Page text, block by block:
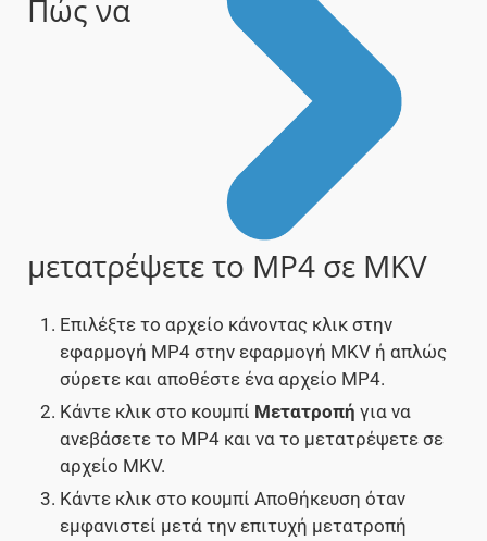
Πώς να
μετατρέψετε το MP4 σε MKV
Επιλέξτε το αρχείο κάνοντας κλικ στην
εφαρμογή MP4 στην εφαρμογή MKV ή απλώς
σύρετε και αποθέστε ένα αρχείο MP4.
Κάντε κλικ στο κουμπί Μετατροπή για να
ανεβάσετε το MP4 και να το μετατρέψετε σε
αρχείο MKV.
Κάντε κλικ στο κουμπί Αποθήκευση όταν
εμφανιστεί μετά την επιτυχή μετατροπή